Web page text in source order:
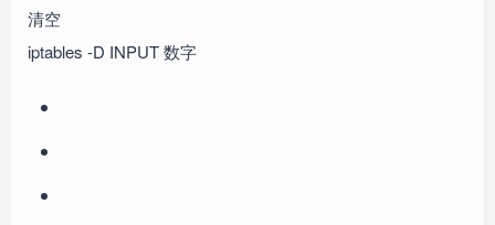
清空
iptables -D INPUT 数字